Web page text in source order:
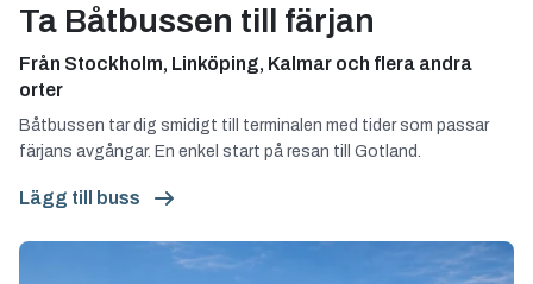
Ta Båtbussen till färjan
Från Stockholm, Linköping, Kalmar och flera andra
orter
Båtbussen tar dig smidigt till terminalen med tider som passar
färjans avgångar. En enkel start på resan till Gotland.
Lägg till buss